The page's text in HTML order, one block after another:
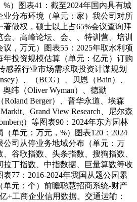
）图表41：截至2024年国内具有城
业分布环境（单元：家）我公司对所
做权，硕士以上占65%会议查询拜
、高峰论坛、会、、特训营、培训
，万元）图表55：2025年取水利项
年投资规模估算（单元：亿元）订购
感器行业市场需求取投资计谋规划
）、（BCG）、贝恩（Bain）、
纬（Oliver Wyman）、德勤
Roland Berger）、普华永道、埃森
、Grand View Research、尼尔森
）等图表90：2024年东方园林
单元：万元，%）图表120：2024
公司从停业务地域分布（单元：万
谷歌指数、头条指数、搜狗指数、
丁指数、中指数据、巨量算数等收
77：2016-2024年我国从题公园累
单元：个）前瞻聪慧招商系统-财产
+工商企业信用数据。交通运输：